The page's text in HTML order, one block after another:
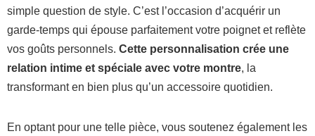
simple question de style. C’est l’occasion d’acquérir un
garde-temps qui épouse parfaitement votre poignet et reflète
vos goûts personnels. Cette personnalisation crée une
relation intime et spéciale avec votre montre, la
transformant en bien plus qu’un accessoire quotidien.
En optant pour une telle pièce, vous soutenez également les